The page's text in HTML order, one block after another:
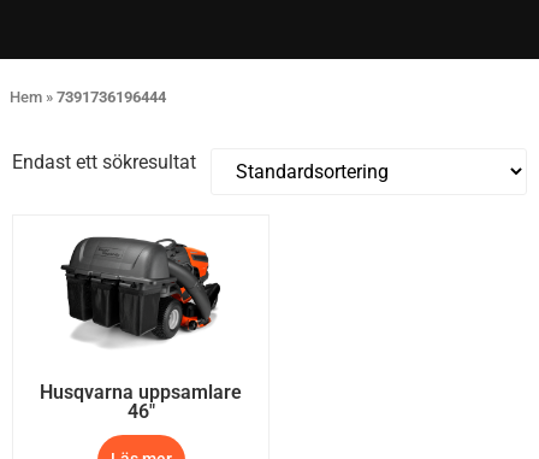
Hem » 7391736196444
Endast ett sökresultat
Husqvarna uppsamlare
46″